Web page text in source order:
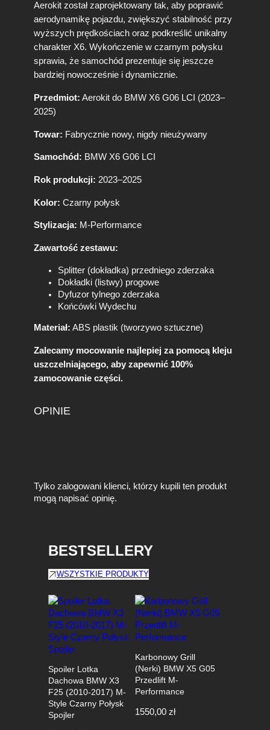
Aerokit został zaprojektowany tak, aby poprawić
aerodynamikę pojazdu, zwiększyć stabilność przy
wyższych prędkościach oraz podkreślić unikalny
charakter X6. Wykończenie w czarnym połysku
sprawia, że samochód prezentuje się jeszcze
bardziej nowocześnie i dynamicznie.
Przedmiot: Aerokit do BMW X6 G06 LCI (2023–
2025)
Towar: Fabrycznie nowy, nigdy nieużywany
Samochód: BMW X6 G06 LCI
Rok produkcji: 2023–2025
Kolor: Czarny połysk
Stylizacja: M-Performance
Zawartość zestawu:
Splitter (dokładka) przedniego zderzaka
Dokładki (listwy) progowe
Dyfuzor tylnego zderzaka
Końcówki Wydechu
Materiał: ABS plastik (tworzywo sztuczne)
Zalecamy mocowanie najlepiej za pomocą kleju
uszczelniającego, aby zapewnić 100%
zamocowanie części.
OPINIE
Tylko zalogowani klienci, którzy kupili ten produkt
mogą napisać opinię.
BESTSELLERY
WSZYSTKIE PRODUKTY
Spoiler Lotka
Dachowa BMW X3
F25 (2010-2017) M-
Style Czarny Połysk
Spojler
Karbonowy Grill
(Nerki) BMW X5 G05
Przedlift M-
Performance
1550,00 zł